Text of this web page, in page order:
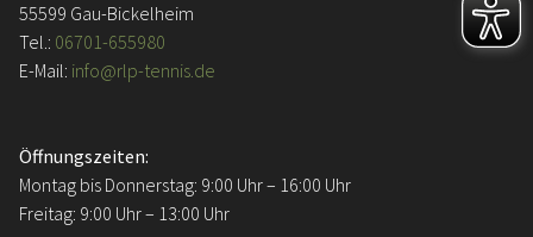
55599 Gau-Bickelheim
Tel.: 06701-655980
E-Mail: info@rlp-tennis.de
Öffnungszeiten:
Montag bis Donnerstag: 9:00 Uhr – 16:00 Uhr
Freitag: 9:00 Uhr – 13:00 Uhr